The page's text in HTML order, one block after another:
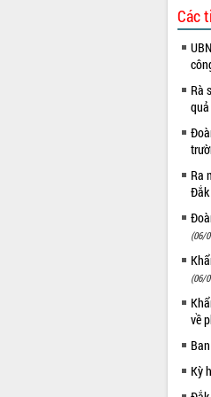
Các
Rà
Ra
Đắk
(06/
(06/
về
Kỳ